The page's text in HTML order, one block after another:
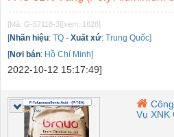
[Mã: G-57118-3][xem: 1628]
[Nhãn hiệu: TQ - Xuất xứ: Trung Quốc]
[Nơi bán: Hồ Chí Minh]
2022-10-12 15:17:49]
Vụ XNK